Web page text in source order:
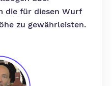
die für diesen Wurf
zu gewährleisten.